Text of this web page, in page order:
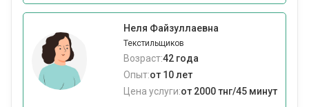
Неля Файзуллаевна
Текстильщиков
Возраст:42 года
Опыт:от 10 лет
Цена услуги:от 2000 тнг/45 минут